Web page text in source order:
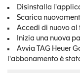
Disinstalla
Scarica
Accedi di nuovo al
Inizia una nuova
Avvia TAG Heuer
l'abbonamento è